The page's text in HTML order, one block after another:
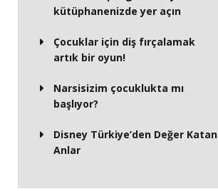
kütüphanenizde yer açın
Çocuklar için diş fırçalamak
artık bir oyun!
Narsisizim çocuklukta mı
başlıyor?
Disney Türkiye’den Değer Katan
Anlar